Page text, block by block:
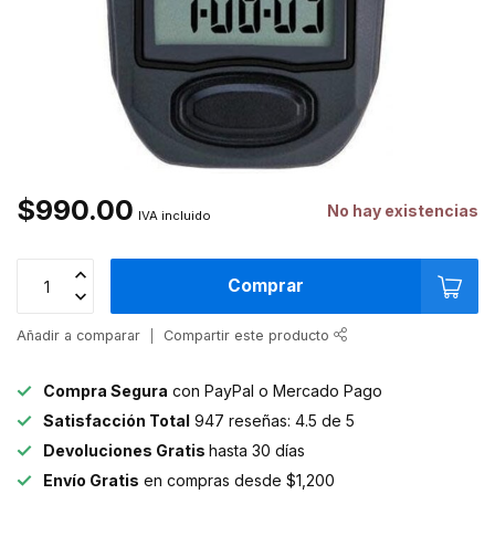
$990.00 IVA incluido No hay existencias
Comprar
Añadir a comparar Compartir este producto
Compra Segura con PayPal o Mercado Pago
Satisfacción Total 947 reseñas: 4.5 de 5
Devoluciones Gratis hasta 30 días
Envío Gratis en compras desde $1,200